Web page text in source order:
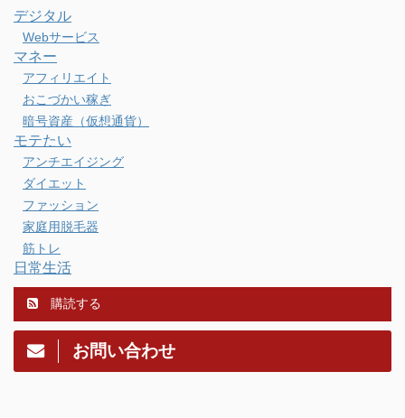
デジタル
Webサービス
マネー
アフィリエイト
おこづかい稼ぎ
暗号資産（仮想通貨）
モテたい
アンチエイジング
ダイエット
ファッション
家庭用脱毛器
筋トレ
日常生活
購読する
お問い合わせ